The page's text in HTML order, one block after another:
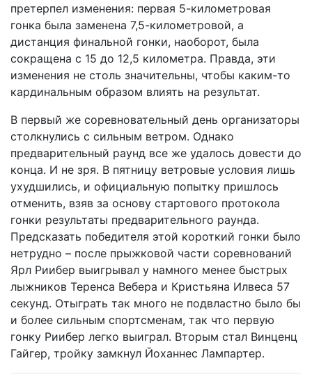
претерпел изменения: первая 5-километровая
гонка была заменена 7,5-километровой, а
дистанция финальной гонки, наоборот, была
сокращена с 15 до 12,5 километра. Правда, эти
изменения не столь значительны, чтобы каким-то
кардинальным образом влиять на результат.
В первый же соревновательный день организаторы
столкнулись с сильным ветром. Однако
предварительный раунд все же удалось довести до
конца. И не зря. В пятницу ветровые условия лишь
ухудшились, и официальную попытку пришлось
отменить, взяв за основу стартового протокола
гонки результаты предварительного раунда.
Предсказать победителя этой короткий гонки было
нетрудно – после прыжковой части соревнований
Ярл Риибер выигрывал у намного менее быстрых
лыжников Теренса Вебера и Кристьяна Илвеса 57
секунд. Отыграть так много не подвластно было бы
и более сильным спортсменам, так что первую
гонку Риибер легко выиграл. Вторым стал Винценц
Гайгер, тройку замкнул Йоханнес Лампартер.